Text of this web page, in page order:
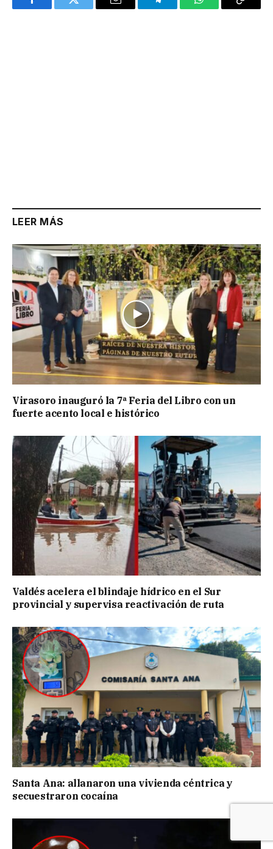
FacebookTwitter Email TelegramWhatsAppCopy
LEER MÁS
Virasoro inauguró la 7ª Feria del Libro con un
fuerte acento local e histórico
Valdés acelera el blindaje hídrico en el Sur
provincial y supervisa reactivación de ruta
Santa Ana: allanaron una vivienda céntrica y
secuestraron cocaína